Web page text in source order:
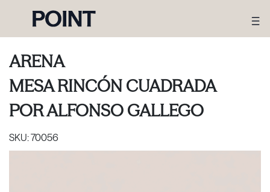
ARENA
MESA RINCÓN CUADRADA
PORALFONSO GALLEGO
SKU:70056